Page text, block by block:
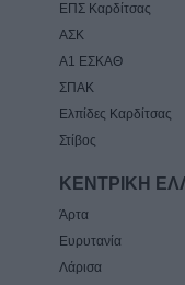
ΕΠΣ Καρδίτσας
ΑΣΚ
Α1 ΕΣΚΑΘ
ΣΠΑΚ
Ελπίδες Καρδίτσας
Στίβος
ΚΕΝΤΡΙΚΗ
Άρτα
Ευρυτανία
Λάρισα